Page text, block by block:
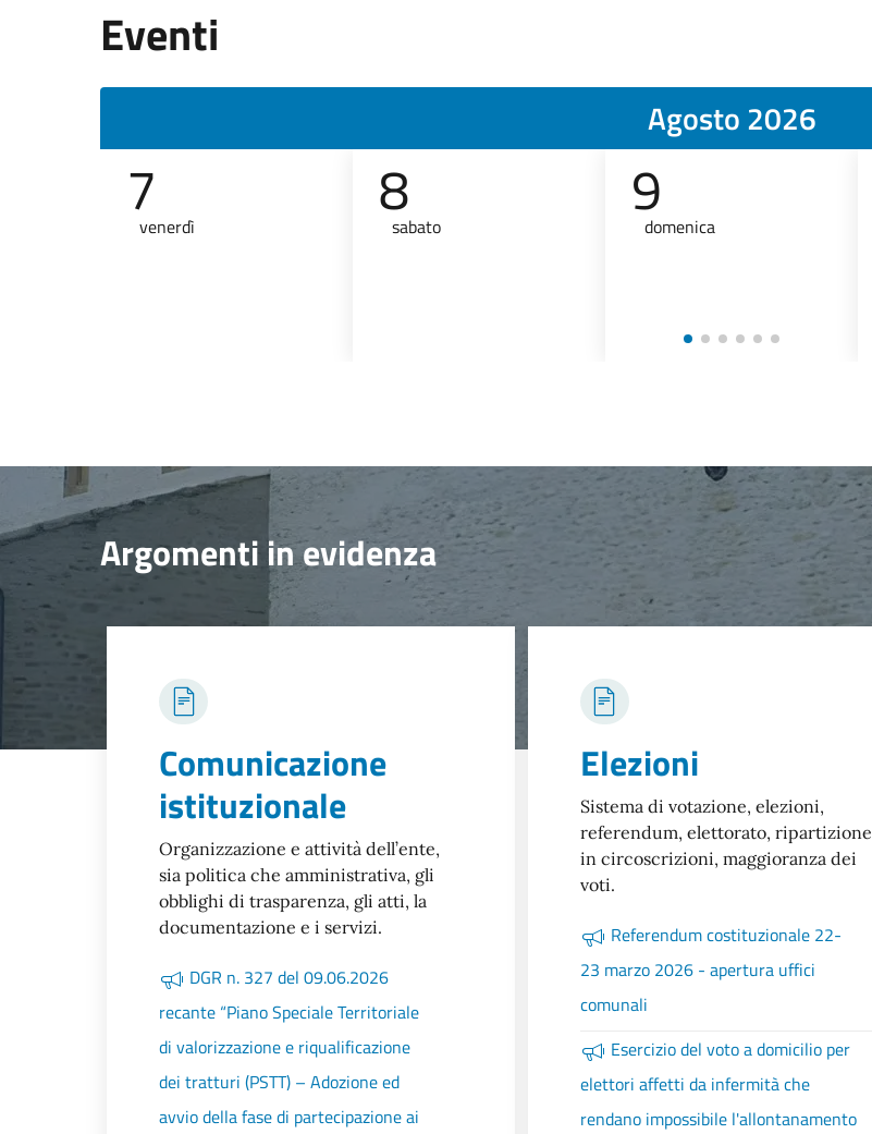
Eventi
Agosto 2026
7venerdì 8sabato 9domenica
Argomenti in evidenza
Comunicazione
istituzionale
Organizzazione e attività dell’ente,
sia politica che amministrativa, gli
obblighi di trasparenza, gli atti, la
documentazione e i servizi.
DGR n. 327 del 09.06.2026
recante “Piano Speciale Territoriale
di valorizzazione e riqualificazione
dei tratturi (PSTT) – Adozione ed
avvio della fase di partecipazione ai
Elezioni
Sistema di votazione, elezioni,
referendum, elettorato, ripartizione
in circoscrizioni, maggioranza dei
voti.
Referendum costituzionale 22-
23 marzo 2026 - apertura uffici
comunali
Esercizio del voto a domicilio per
elettori affetti da infermità che
rendano impossibile l'allontanamento